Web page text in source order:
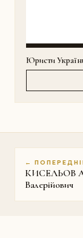
Юристи
←
КИСЕЛЬОВ
Валерійович